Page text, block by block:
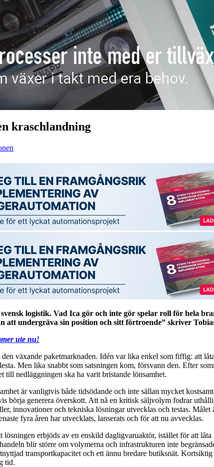
kraschlandning
logistik. Vad Ica gör och inte gör spelar roll för hela
att undergräva sin position och sitt förtroende” skriver
ute nu!
växande paketmarknaden. Idén var lika enkel som fiffig: att
Men lika snabbt som satsningen kom, försvann den. Efter
till nedläggningen ska ha varit bristande lönsamhet.
är vanligtvis både tidsödande och inte sällan mycket
börja generera överskott. Att nå en kritisk säljvolym fodrar
innovationer och tekniska lösningar utvecklas och testas. Målet
fyra åren har utvecklats, lanserats och för att nu avvecklas.
erbjöds av en enskild dagligvaruaktör, istället för att
blir större om volymerna och infrastrukturen inte
transportkapacitet och ett ännu bredare butiksnät.
tid.